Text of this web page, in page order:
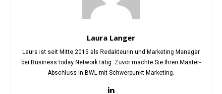
Laura Langer
Laura ist seit Mitte 2015 als Redakteurin und Marketing Manager
bei Business.today Network tätig. Zuvor machte Sie Ihren Master-
Abschluss in BWL mit Schwerpunkt Marketing.